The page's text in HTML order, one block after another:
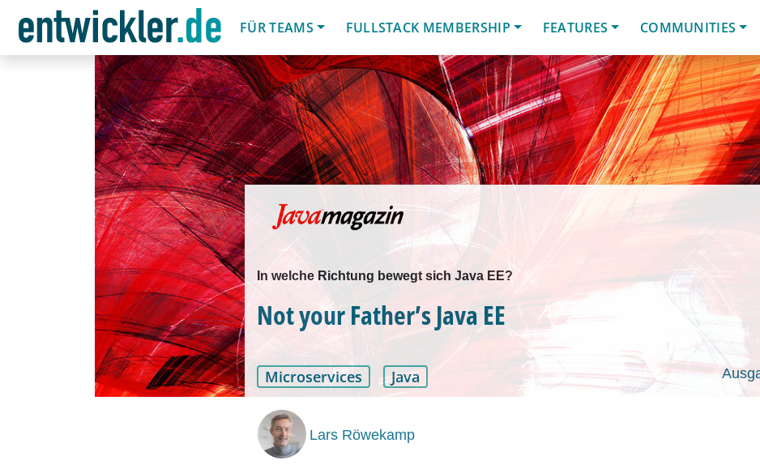
FÜR TEAMS
FULLSTACK MEMBERSHIP FEATURES COMMUNITIES
In welche Richtung bewegt sich Java EE?
Not your Father’s Java EE
Microservices Java
Lars Röwekamp